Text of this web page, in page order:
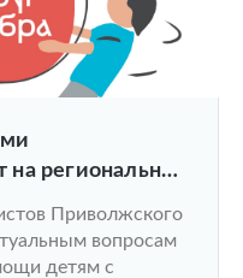
региональной
Приволжского
вопросам
детям с